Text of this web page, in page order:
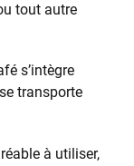
tout autre
s’intègre
transporte
à utiliser,